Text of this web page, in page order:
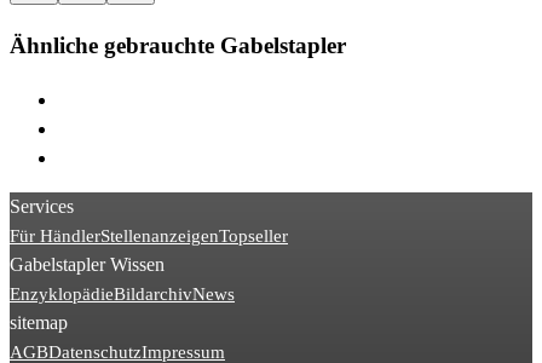
Ähnliche gebrauchte Gabelstapler
Services
Für HändlerStellenanzeigenTopseller
Gabelstapler Wissen
EnzyklopädieBildarchivNews
sitemap
AGBDatenschutzImpressum